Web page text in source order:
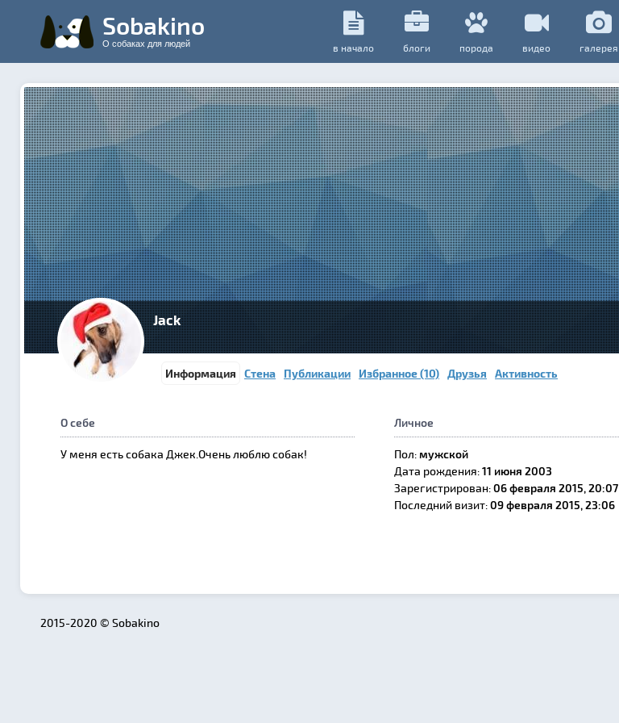
Sobakino
О собаках для людей в начало блоги порода видео галерея
Jack
Информация Стена Публикации Избранное (10) Друзья Активность
О себе
У меня есть собака Джек.Очень люблю собак!
Личное
Пол: мужской
Дата рождения:11 июня 2003
Зарегистрирован:06 февраля 2015, 20:07
Последний визит:09 февраля 2015, 23:06
2015-2020 © Sobakino